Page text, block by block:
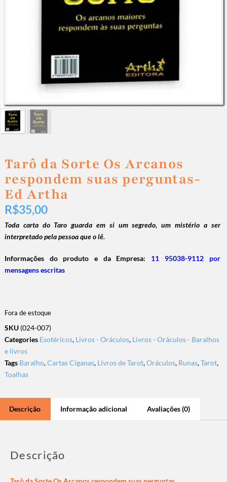
Tarô da Sorte Os Arcanos
respondem suas perguntas-
Ed Artha
R$35,00
Toda carta do Taro guarda em si um segredo, um mistério a ser
interpretado pela pessoa que o lê.
Informações do produto e da Empresa: 11 95038-9112 por
mensagens escritas
Fora de estoque
SKU (024-007)
Categories Esotéricos, Livros - Oráculos, Livros - Oráculos - Baralhos
e livros
Tags Baralho,Cartas Ciganas, Livros de Tarot,Oráculos, Runas,Tarot,
Toalhas
Descrição Informação adicional Avaliações (0)
Descrição